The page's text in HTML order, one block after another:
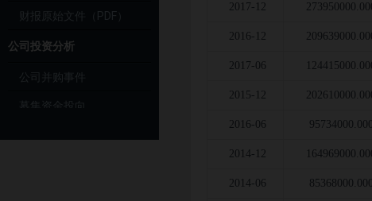
财报原始文件（PDF）
公司投资分析
公司并购事件
募集资金投向
2017-12
2016-12
2017-06
2015-12
2016-06
2014-12
2014-06